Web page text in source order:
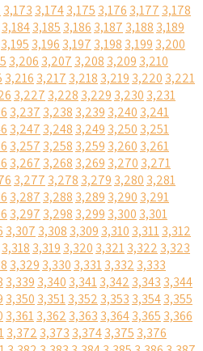
3,173 3,1743,175 3,176 3,177 3,178
3,1843,185 3,186 3,187 3,188 3,189
3,195 3,196 3,197 3,198 3,199 3,200
3,206 3,207 3,208 3,209 3,210
3,216 3,217 3,218 3,219 3,220 3,221
3,227 3,228 3,229 3,230 3,231
3,237 3,238 3,239 3,240 3,241
3,247 3,248 3,249 3,250 3,251
3,257 3,258 3,259 3,260 3,261
3,267 3,268 3,269 3,270 3,271
3,277 3,278 3,279 3,280 3,281
3,287 3,288 3,289 3,290 3,291
3,297 3,298 3,299 3,300 3,301
3,307 3,308 3,309 3,310 3,3113,312
3,318 3,319 3,320 3,3213,322 3,323
3,329 3,330 3,3313,332 3,333
3,339 3,340 3,3413,342 3,343 3,344
3,350 3,3513,352 3,353 3,3543,355
3,3613,362 3,363 3,3643,365 3,366
3,372 3,373 3,3743,375 3,376